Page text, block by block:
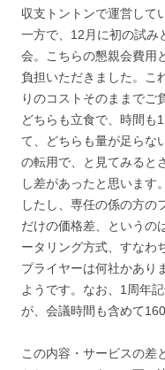
収支トントンで運営して
一方で、12月に初の試み
会。こちらの懇親会費用
負担いただきました。こ
りのコストそのままでご
どちらも立食で、時間も
て、どちらも量が足らな
の転用で、と見てみると
し差があったと思います
したし、専任の係の方の
だけの価格差、というの
ータリング方式、すなわ
プライヤーは何社かあり
ようです。なお、1周年
が、会議時間も含めて
この内容・サービスの差